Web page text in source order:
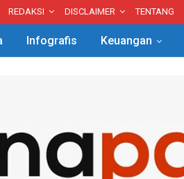
REDAKSI DISCLAIMER TENTANG
Infografis Keuangan